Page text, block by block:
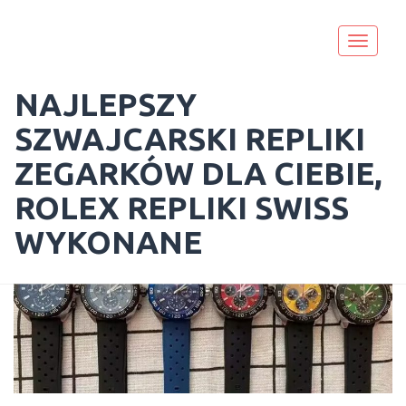
Toggle
NAJLEPSZY
SZWAJCARSKI REPLIKI
ZEGARKÓW DLA CIEBIE,
ROLEX REPLIKI SWISS
WYKONANE
MIESIĄC: MARZEC 2023